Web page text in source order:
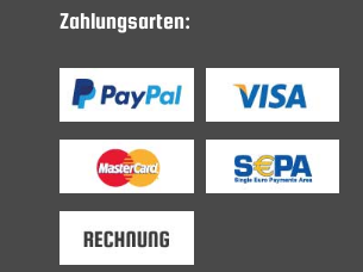
an:
Zahlungsarten: